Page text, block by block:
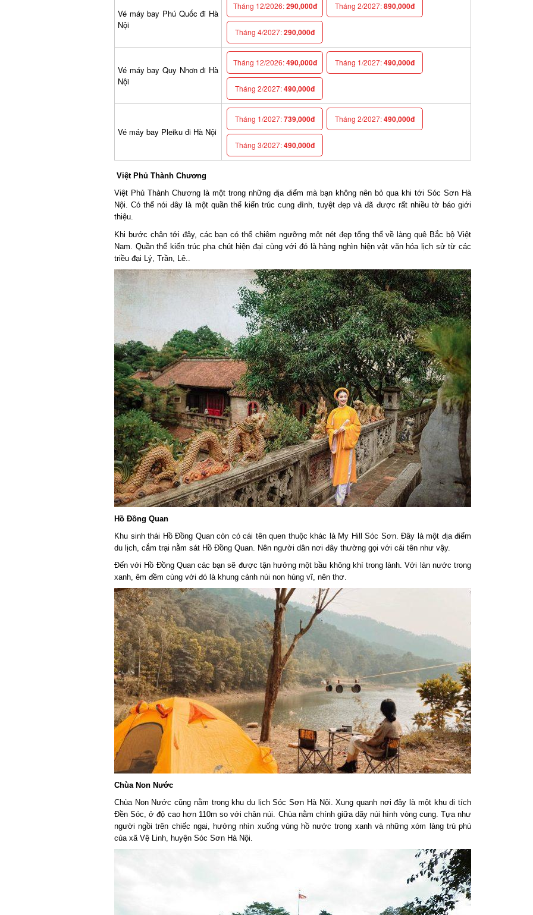
Vé máy bay Phú Quốc đi Hà
Nội
Tháng 12/2026:290,000đ Tháng 2/2027:890,000đ
Tháng 4/2027:290,000đ
Vé máy bay Quy Nhơn đi Hà
Nội
Tháng 12/2026:490,000đ Tháng 1/2027:490,000đ
Tháng 2/2027:490,000đ
Vé máy bay Pleiku đi Hà Nội
Tháng 1/2027:739,000đ Tháng 2/2027:490,000đ
Tháng 3/2027:490,000đ
Việt Phủ Thành Chương
Việt Phủ Thành Chương là một trong những địa điểm mà bạn không nên bỏ qua khi tới Sóc Sơn Hà
Nội. Có thể nói đây là một quần thể kiến trúc cung đình, tuyệt đẹp và đã được rất nhiều tờ báo giới
thiệu.
Khi bước chân tới đây, các bạn có thể chiêm ngưỡng một nét đẹp tổng thể về làng quê Bắc bộ Việt
Nam. Quần thể kiến trúc pha chút hiện đại cùng với đó là hàng nghìn hiện vật văn hóa lịch sử từ các
triều đại Lý, Trần, Lê..
Hồ Đồng Quan
Khu sinh thái Hồ Đồng Quan còn có cái tên quen thuộc khác là My Hill Sóc Sơn. Đây là một địa điểm
du lịch, cắm trại nằm sát Hồ Đồng Quan. Nên người dân nơi đây thường gọi với cái tên như vậy.
Đến với Hồ Đồng Quan các bạn sẽ được tận hưởng một bầu không khí trong lành. Với làn nước trong
xanh, êm đềm cùng với đó là khung cảnh núi non hùng vĩ, nên thơ.
Chùa Non Nước
Chùa Non Nước cũng nằm trong khu du lịch Sóc Sơn Hà Nội. Xung quanh nơi đây là một khu di tích
Đền Sóc, ở độ cao hơn 110m so với chân núi. Chùa nằm chính giữa dãy núi hình vòng cung. Tựa như
người ngồi trên chiếc ngai, hướng nhìn xuống vùng hồ nước trong xanh và những xóm làng trù phú
của xã Vệ Linh, huyện Sóc Sơn Hà Nội.